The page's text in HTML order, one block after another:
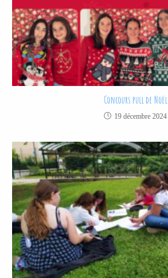
Concours pull de Noël
19 décembre 2024